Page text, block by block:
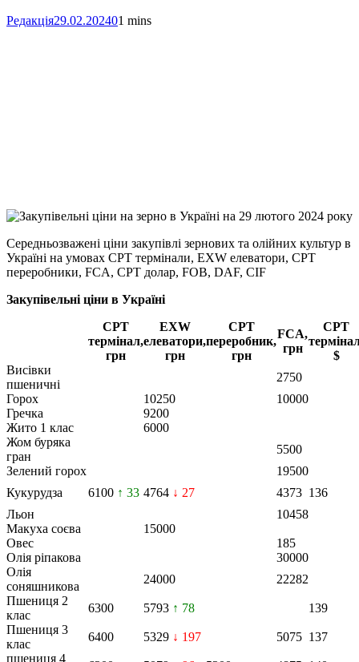
Редакція29.02.202401 mins
Link
Print
Середньозважені ціни закупівлі зернових та олійних культур в
Україні на умовах CPT термінали, EXW елеватори, CPT
переробники, FCA, CPT долар, FOB, DAF, CIF
Закупівельні ціни в Україні
CPT
термінал,
грн
EXW
елеватори,
грн
CPT
переробник,
грн
FCA,
грн
CPT
$
Висівки
пшеничні
2750
Горох
10250
10000
Гречка
9200
Жито 1 клас
6000
Жом буряка
гран
5500
Зелений горох
19500
Кукурудза
6100 ↑ 33 4764 ↓ 27 4373 136
Льон
10458
Макуха соєва
15000
Овес
185
Олія ріпакова
30000
Олія
соняшникова
24000
22282
Пшениця 2
клас
6300 5793 ↑ 78
139
Пшениця 3
клас
6400 5329 ↓ 197 5075 137
пшениця 4